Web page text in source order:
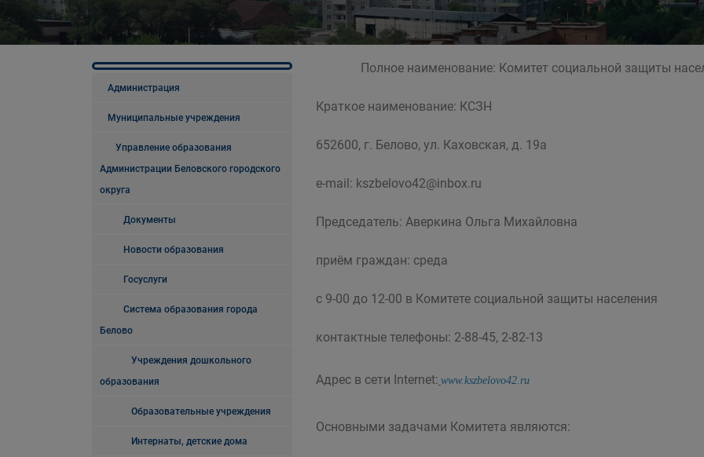
Администрация
Муниципальные учреждения
Управление образования
Администрации Беловского городского
округа
Документы
Новости образования
Госуслуги
Система образования города
Белово
Учреждения дошкольного
образования
Образовательные учреждения
Интернаты, детские дома
Полное наименование: Комитет социальной защиты
Краткое наименование: КСЗН
652600, г. Белово, ул. Каховская, д. 19а
e-mail: kszbelovo42@inbox.ru
Председатель: Аверкина Ольга Михайловна
приём граждан: среда
с 9-00 до 12-00 в Комитете социальной защиты населения
контактные телефоны: 2-88-45, 2-82-13
Адрес в сети Internet: www.kszbelovo42.ru
Основными задачами Комитета являются: